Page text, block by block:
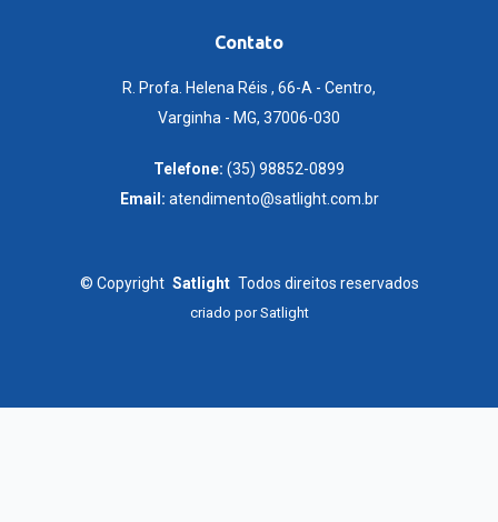
Contato
R. Profa. Helena Réis , 66-A - Centro,
Varginha - MG, 37006-030
Telefone: (35) 98852-0899
Email: atendimento@satlight.com.br
© Copyright Satlight Todos direitos reservados
criado porSatlight